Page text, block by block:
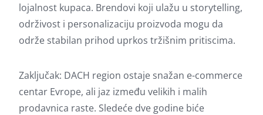
lojalnost kupaca. Brendovi koji ulažu u storytelling,
održivost i personalizaciju proizvoda mogu da
održe stabilan prihod uprkos tržišnim pritiscima.
Zaključak: DACH region ostaje snažan e-commerce
centar Evrope, ali jaz između velikih i malih
prodavnica raste. Sledeće dve godine biće